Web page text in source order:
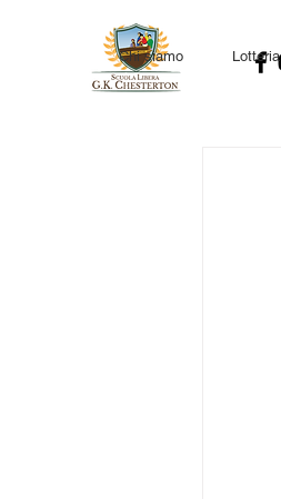
Chi siamo Lotteria